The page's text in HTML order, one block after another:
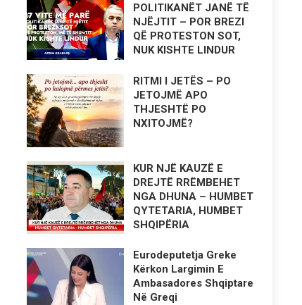
POLITIKANËT JANË TË
NJËJTIT – POR BREZI
QË PROTESTON SOT,
NUK KISHTE LINDUR
RITMI I JETËS – PO
JETOJMË APO
THJESHTË PO
NXITOJMË?
KUR NJË KAUZË E
DREJTË RRËMBEHET
NGA DHUNA – HUMBET
QYTETARIA, HUMBET
SHQIPËRIA
Eurodeputetja Greke
Kërkon Largimin E
Ambasadores Shqiptare
Në Greqi